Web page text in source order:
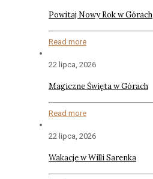
Powitaj Nowy Rok w Górach
Read more
22 lipca, 2026
Magiczne Święta w Górach
Read more
22 lipca, 2026
Wakacje w Willi Sarenka